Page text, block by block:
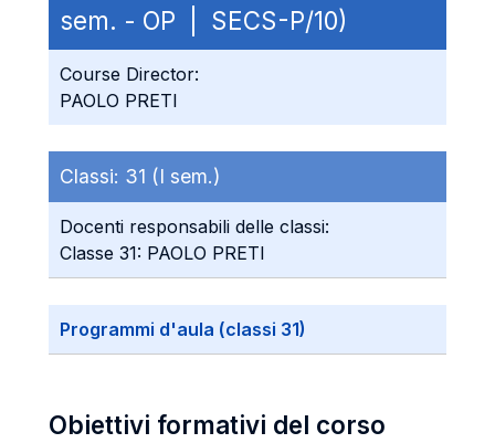
sem. - OP | SECS-P/10)
Course Director:
PAOLO PRETI
Classi: 31 (I sem.)
Docenti responsabili delle classi:
Classe 31: PAOLO PRETI
Programmi d'aula (classi 31)
Obiettivi formativi del corso